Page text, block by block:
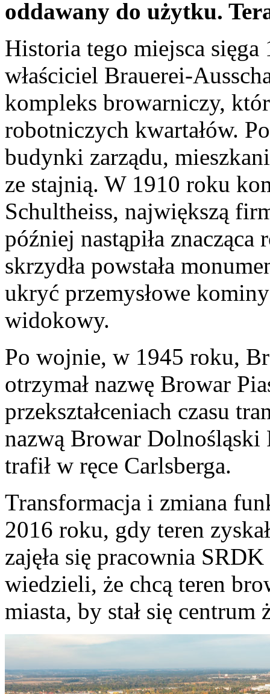
oddawany do użytku.
Historia tego miejsca
właściciel Brauerei-
kompleks browarniczy,
robotniczych kwartałów.
budynki zarządu,
ze stajnią. W 1910 roku
Schultheiss, największą
później nastąpiła
skrzydła powstała
ukryć przemysłowe
widokowy.
Po wojnie, w 1945 roku,
otrzymał nazwę Browar
przekształceniach czasu
nazwą Browar
trafił w ręce Carlsberga.
Transformacja i zmiana
2016 roku, gdy teren
zajęła się pracownia
wiedzieli, że chcą teren
miasta, by stał się centrum